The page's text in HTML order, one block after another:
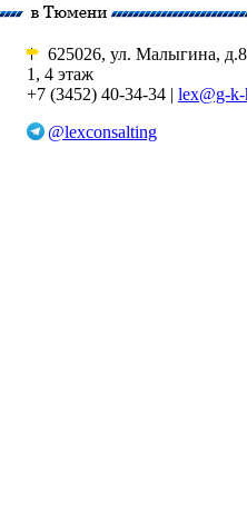
625026, ул. Малыгина,
1, 4 этаж
+7 (3452) 40-34-34 | lex@g-
@lexconsalting